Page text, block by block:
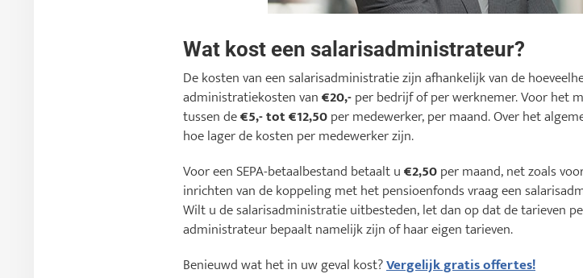
Wat kost een salarisadministrateur?
De kosten van een salarisadministratie zijn afhankelijk van de
administratiekosten van€20,-per bedrijf of per werknemer. Voor het
tussen de€5,- tot €12,50per medewerker, per maand. Over het
hoe lager de kosten per medewerker zijn.
Voor een SEPA-betaalbestand betaalt u€2,50per maand, net zoals
inrichten van de koppeling met het pensioenfonds vraag een
Wilt u de salarisadministratie uitbesteden, let dan op dat de tarieven
administrateur bepaalt namelijk zijn of haar eigen tarieven.
Benieuwd wat het in uw geval kost?Vergelijk gratis offertes!